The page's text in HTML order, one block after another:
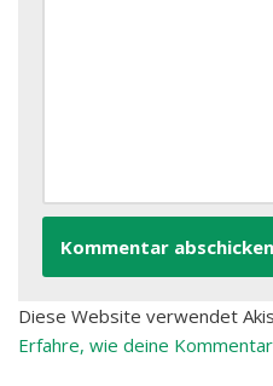
Diese Website verwendet
Erfahre, wie deine